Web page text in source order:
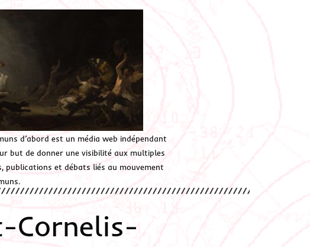
d’abord est un média web indépendant
but de donner une visibilité aux multiples
publications et débats liés au mouvement
Cornelis-